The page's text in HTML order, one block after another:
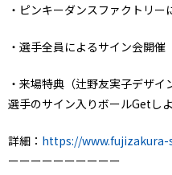
・ピンキーダンスファクトリ
・選手全員によるサイン会開催
・来場特典（辻野友実子デザ
選手のサイン入りボールGetしよ
詳細： https://www.fujizakura-
ーーーーーーーーーー